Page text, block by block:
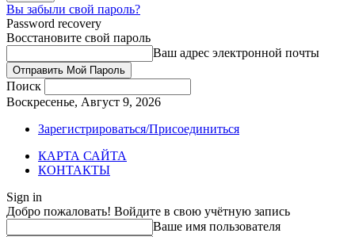
Вы забыли свой пароль?
Password recovery
Восстановите свой пароль
Ваш адрес электронной почты
Поиск
Воскресенье, Август 9, 2026
Зарегистрироваться/Присоединиться
КАРТА САЙТА
КОНТАКТЫ
Sign in
Добро пожаловать! Войдите в свою учётную запись
Ваше имя пользователя